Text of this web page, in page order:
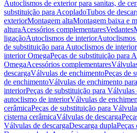
Autoclismos de exterior para sanitas, de
substituição para AcopladoTubos de
exteriorMontagem altaMontagem baixa e
alturaAcessórios complementaresVedantes
ligaçãoAutoclismos de interiorAutoclismos
de substituição para Autoclismos de
interior OmegaPeças de substituição para
OmegaAcessórios complementares
descargaVálvulas de enchimentoPeças de
de enchimentoVálvulas de enchimento
interiorPeças de substituição para Válvulas
autoclismo de interiorVálvulas de
cerâmicaPeças de substituição para
cisterna cerâmicaVálvulas de descarga
Válvulas de descargaDescarga duplaPeças